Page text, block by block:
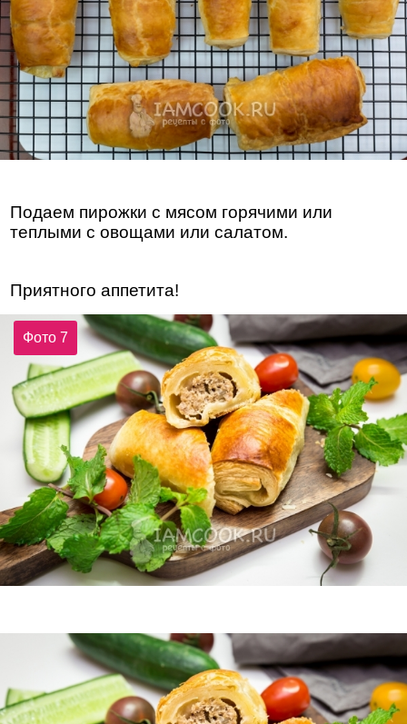
Подаем пирожки с мясом горячими или
теплыми с овощами или салатом.
Приятного аппетита!
Фото 7